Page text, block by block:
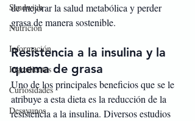
Sandwich
Nutrición
Información
Ingredientes
Curiosidades
Desayunos
de mejorar la salud metabólica y perder
grasa de manera sostenible.
Resistencia a la insulina y la
quema de grasa
Uno de los principales beneficios que se le
atribuye a esta dieta es la reducción de la
resistencia a la insulina. Diversos estudios